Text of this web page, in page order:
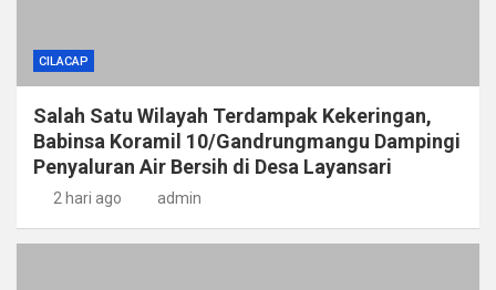
CILACAP
Salah Satu Wilayah Terdampak Kekeringan,
Babinsa Koramil 10/Gandrungmangu Dampingi
Penyaluran Air Bersih di Desa Layansari
2 hari ago admin